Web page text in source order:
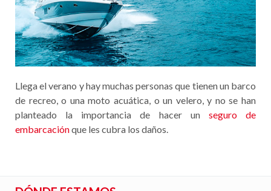
Llega el verano y hay muchas personas que tienen un barco
de recreo, o una moto acuática, o un velero, y no se han
planteado la importancia de hacer un seguro de
embarcaciónque les cubra los daños.